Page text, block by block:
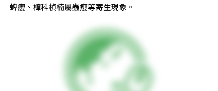
蜱癭、樟科楨楠屬蟲癭等寄生現象。